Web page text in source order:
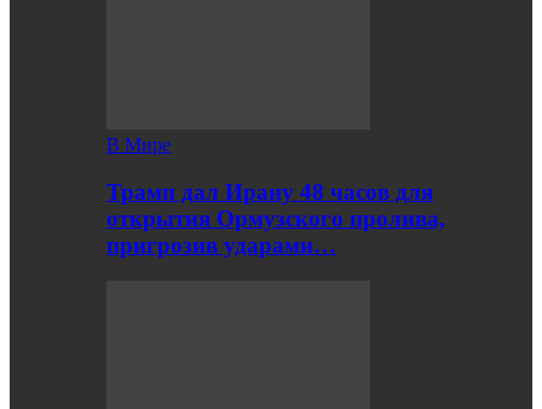
В Мире
Трамп дал Ирану 48 часов для
открытия Ормузского пролива,
пригрозив ударами…